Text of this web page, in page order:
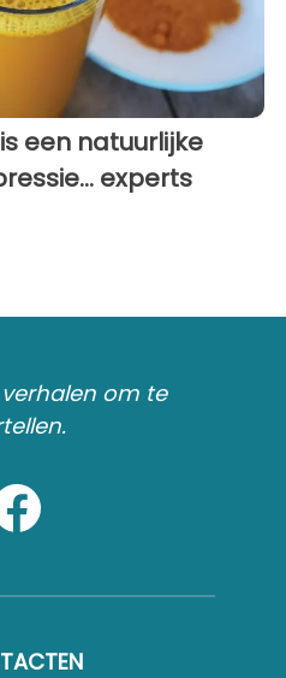
een natuurlijke
experts
verhalen om te